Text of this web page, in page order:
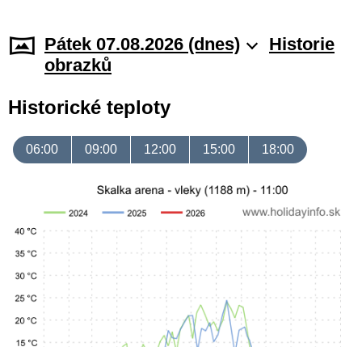
Pátek 07.08.2026 (dnes)
Historie
obrazků
Historické teploty
06:00 09:00 12:00 15:00 18:00